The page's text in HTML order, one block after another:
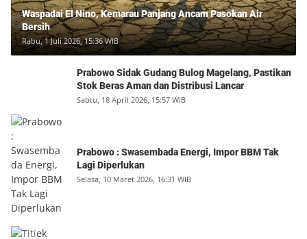
Waspadai El Nino, Kemarau Panjang Ancam Pasokan Air
Bersih
Rabu, 1 Juli 2026, 15:36 WIB
Prabowo Sidak Gudang Bulog Magelang, Pastikan
Stok Beras Aman dan Distribusi Lancar
Sabtu, 18 April 2026, 15:57 WIB
Prabowo : Swasembada Energi, Impor BBM Tak
Lagi Diperlukan
Selasa, 10 Maret 2026, 16:31 WIB